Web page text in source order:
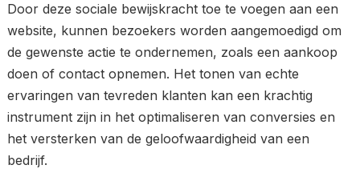
Door deze sociale bewijskracht toe te voegen aan een
website, kunnen bezoekers worden aangemoedigd om
de gewenste actie te ondernemen, zoals een aankoop
doen of contact opnemen. Het tonen van echte
ervaringen van tevreden klanten kan een krachtig
instrument zijn in het optimaliseren van conversies en
het versterken van de geloofwaardigheid van een
bedrijf.